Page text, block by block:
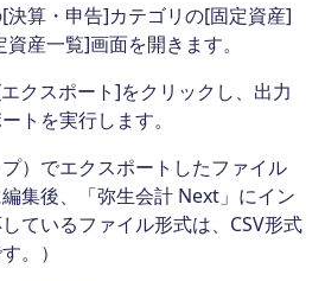
決算・申告]カテゴリの[固定資産]
産一覧]画面を開きます。
クスポート]をクリックし、出力
トを実行します。
）でエクスポートしたファイル
集後、「弥生会計 Next」にイン
ているファイル形式は、CSV形式
。）